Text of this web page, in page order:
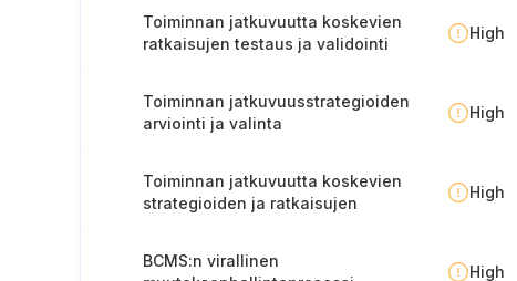
Toiminnan jatkuvuutta koskevien
ratkaisujen testaus ja validointi
High
Toiminnan jatkuvuusstrategioiden
arviointi ja valinta
High
Toiminnan jatkuvuutta koskevien
strategioiden ja ratkaisujen
High
BCMS:n virallinen
High